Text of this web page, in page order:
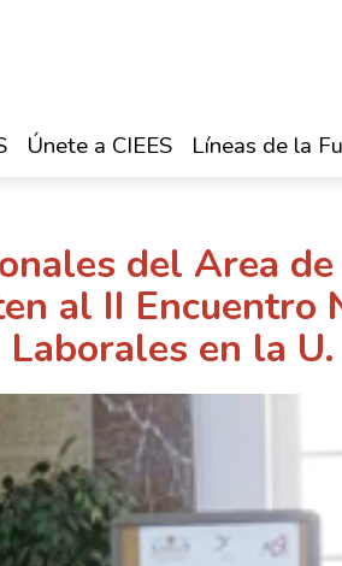
Únete a CIEES Líneas de la
del Area
al II Encuentro
Laborales en la